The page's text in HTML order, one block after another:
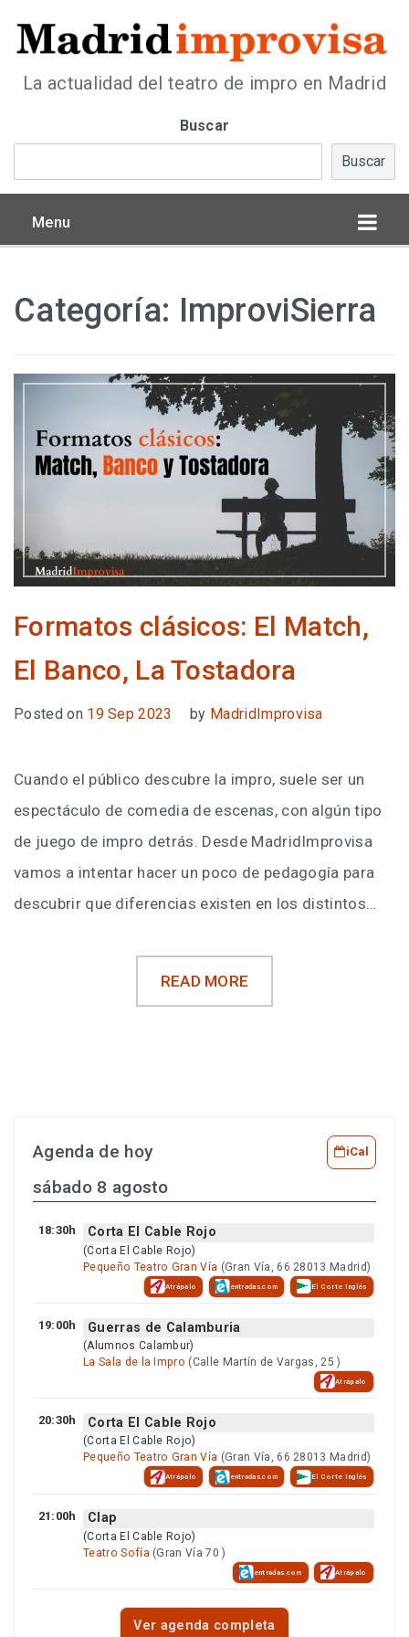
La actualidad del teatro de impro en Madrid
Buscar
Buscar
Menu
Categoría: ImproviSierra
Formatos clásicos: El Match,
El Banco, La Tostadora
Posted on 19 Sep 2023 by MadridImprovisa
Cuando el público descubre la impro, suele ser un
espectáculo de comedia de escenas, con algún tipo
de juego de impro detrás. Desde MadridImprovisa
vamos a intentar hacer un poco de pedagogía para
descubrir que diferencias existen en los distintos…
READ MORE
Agenda de hoy iCal
sábado 8 agosto
18:30h Corta El Cable Rojo
(Corta El Cable Rojo)
Pequeño Teatro Gran Vía (Gran Vía, 66 28013 Madrid)
Atrápalo entradas.com El Corte Inglés
19:00h Guerras de Calamburia
(Alumnos Calambur)
La Sala de la Impro (Calle Martín de Vargas, 25 )
Atrápalo
20:30h Corta El Cable Rojo
(Corta El Cable Rojo)
Pequeño Teatro Gran Vía (Gran Vía, 66 28013 Madrid)
Atrápalo entradas.com El Corte Inglés
21:00h Clap
(Corta El Cable Rojo)
Teatro Sofía (Gran Vía 70 )
entradas.com Atrápalo
Ver agenda completa